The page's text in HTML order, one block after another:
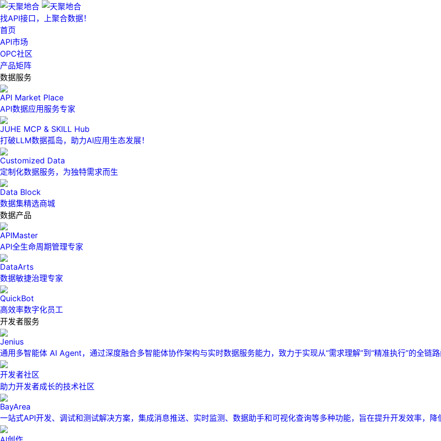
找API接口，上聚合数据！
首页
API市场
OPC社区
产品矩阵
数据服务
API Market Place
API数据应用服务专家
JUHE MCP & SKILL Hub
打破LLM数据孤岛，助力AI应用生态发展！
Customized Data
定制化数据服务，为独特需求而生
Data Block
数据集精选商城
数据产品
APIMaster
API全生命周期管理专家
DataArts
数据敏捷治理专家
QuickBot
高效率数字化员工
开发者服务
Jenius
通用多智能体 AI Agent，通过深度融合多智能体协作架构与实时数据服务能力，致力于实现从“需求理解”到“精准执行”的全链
开发者社区
助力开发者成长的技术社区
BayArea
一站式API开发、调试和测试解决方案，集成消息推送、实时监测、数据助手和可视化查询等多种功能，旨在提升开发效率，降